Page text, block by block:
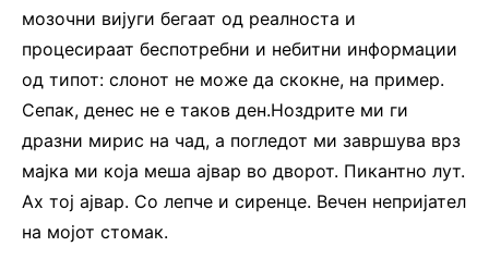
мозочни вијуги бегаат од реалноста и
процесираат беспотребни и небитни информации
од типот: слонот не може да скокне, на пример.
Сепак, денес не е таков ден.Ноздрите ми ги
дразни мирис на чад, а погледот ми завршува врз
мајка ми која меша ајвар во дворот. Пикантно лут.
Ах тој ајвар. Со лепче и сиренце. Вечен непријател
на мојот стомак.